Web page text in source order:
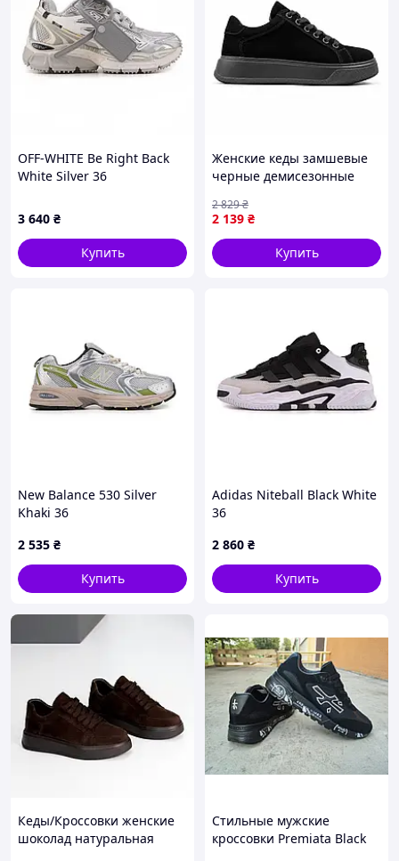
OFF-WHITE Be Right Back
White Silver 36
3 640 ₴
Купить
Женские кеды замшевые
черные демисезонные
замшеві чорні демісезонні
базові
2 139 ₴
2 829₴
Купить
New Balance 530 Silver
Khaki 36
2 535 ₴
Купить
Adidas Niteball Black White
36
2 860 ₴
Купить
Кеды/Кроссовки женские
шоколад натуральная
Стильные мужские
кроссовки Premiata Black